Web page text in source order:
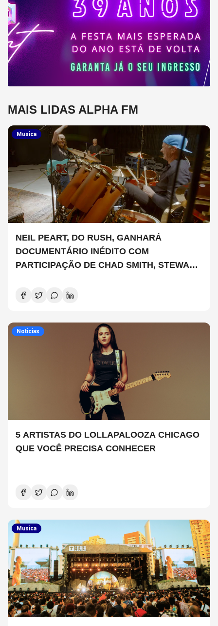
MAIS LIDAS ALPHA FM
Musica
NEIL PEART, DO RUSH, GANHARÁ
DOCUMENTÁRIO INÉDITO COM
PARTICIPAÇÃO DE CHAD SMITH, STEWART
Noticias
5 ARTISTAS DO LOLLAPALOOZA CHICAGO
QUE VOCÊ PRECISA CONHECER
Musica